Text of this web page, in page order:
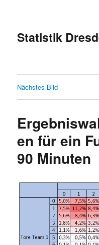
Statistik
Nächstes Bild
en für ein
90 Minuten